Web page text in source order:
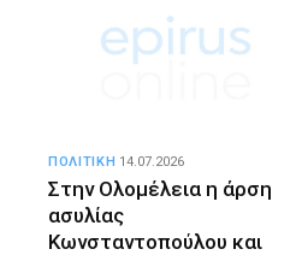
Στην Ολομέλεια η άρση
ασυλίας
Κωνσταντοπούλου και
ΠΟΛΙΤΙΚΗ 14.07.2026